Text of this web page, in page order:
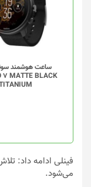
ساعت هوشمند
7 MATTE BLACK
فینلی ادامه داد:
می‌شود.